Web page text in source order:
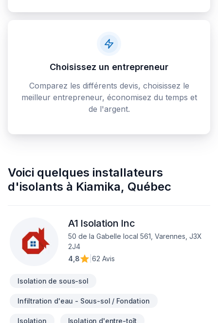
Choisissez un entrepreneur
Comparez les différents devis, choisissez le
meilleur entrepreneur, économisez du temps et
de l'argent.
Voici quelques installateurs
d'isolants à Kiamika, Québec
A1 Isolation Inc
50 de la Gabelle local 561, Varennes, J3X
2J4
4,8
62 Avis
Isolation de sous-sol
Infiltration d'eau - Sous-sol / Fondation
Isolation Isolation d'entre-toît